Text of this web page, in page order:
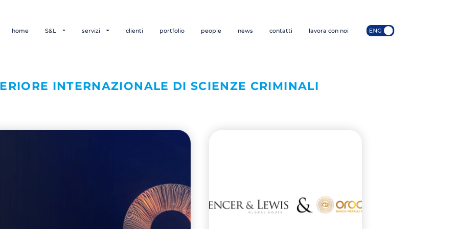
home S&L servizi clienti portfolio people news contatti lavora con noi
INTERNAZIONALE DI SCIENZE CRIMINALI